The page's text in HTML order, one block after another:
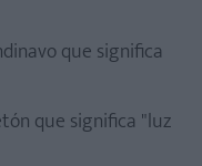
que significa
que significa "luz